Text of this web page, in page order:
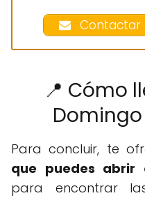
Contactar
📍 Cómo
Para concluir, te
que puedes abrir
para encontrar